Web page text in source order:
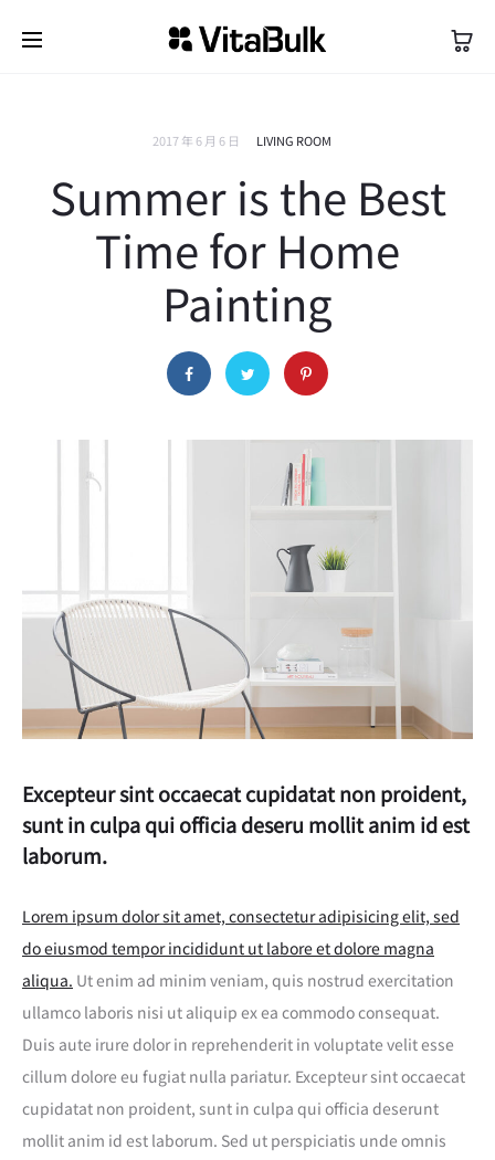
2017 年 6 月 6 日 LIVING ROOM
Summer is the Best
Time for Home
Painting
Excepteur sint occaecat cupidatat non proident,
sunt in culpa qui officia deseru mollit anim id est
laborum.
Lorem ipsum dolor sit amet, consectetur adipisicing elit, sed
do eiusmod tempor incididunt ut labore et dolore magna
aliqua. Ut enim ad minim veniam, quis nostrud exercitation
ullamco laboris nisi ut aliquip ex ea commodo consequat.
Duis aute irure dolor in reprehenderit in voluptate velit esse
cillum dolore eu fugiat nulla pariatur. Excepteur sint occaecat
cupidatat non proident, sunt in culpa qui officia deserunt
mollit anim id est laborum. Sed ut perspiciatis unde omnis